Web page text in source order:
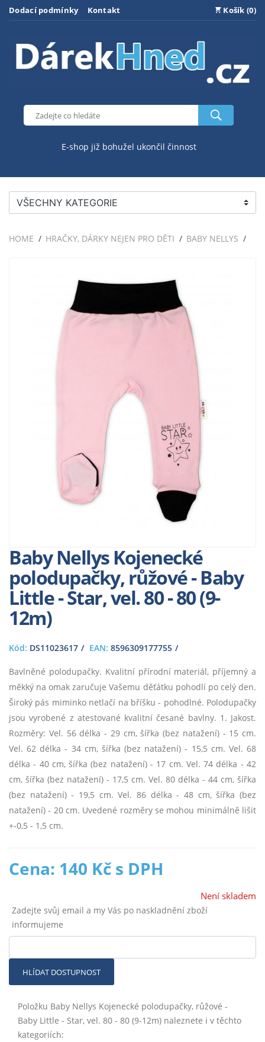
Dodací podmínky Kontakt Košík (0)
E-shop již bohužel ukončil činnost
VŠECHNY KATEGORIE
HOME HRAČKY, DÁRKY NEJEN PRO DĚTI BABY NELLYS
Baby Nellys Kojenecké
polodupačky, růžové - Baby
Little - Star, vel. 80 - 80 (9-
12m)
Kód: DS11023617 EAN: 8596309177755
Bavlněné polodupačky. Kvalitní přírodní materiál, příjemný a
měkký na omak zaručuje Vašemu děťátku pohodlí po celý den.
Široký pás miminko netlačí na bříšku - pohodlné. Polodupačky
jsou vyrobené z atestované kvalitní česané bavlny. 1. Jakost.
Rozměry: Vel. 56 délka - 29 cm, šířka (bez natažení) - 15 cm.
Vel. 62 délka - 34 cm, šířka (bez natažení) - 15,5 cm. Vel. 68
délka - 40 cm, šířka (bez natažení) - 17 cm. Vel. 74 délka - 42
cm, šířka (bez natažení) - 17,5 cm. Vel. 80 délka - 44 cm, šířka
(bez natažení) - 19,5 cm. Vel. 86 délka - 48 cm, šířka (bez
natažení) - 20 cm. Uvedené rozměry se mohou minimálně lišit
+-0,5 - 1,5 cm.
Cena: 140 Kč s DPH
Není skladem
Zadejte svůj email a my Vás po naskladnění zboží
informujeme
HLÍDAT DOSTUPNOST
Položku Baby Nellys Kojenecké polodupačky, růžové -
Baby Little - Star, vel. 80 - 80 (9-12m) naleznete i v těchto
kategoriích: